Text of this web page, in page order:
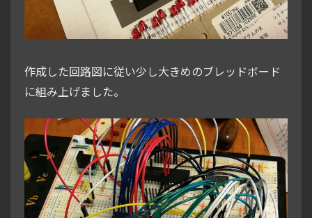
作成した回路図に従い少し大きめのブレッドボード
に組み上げました。